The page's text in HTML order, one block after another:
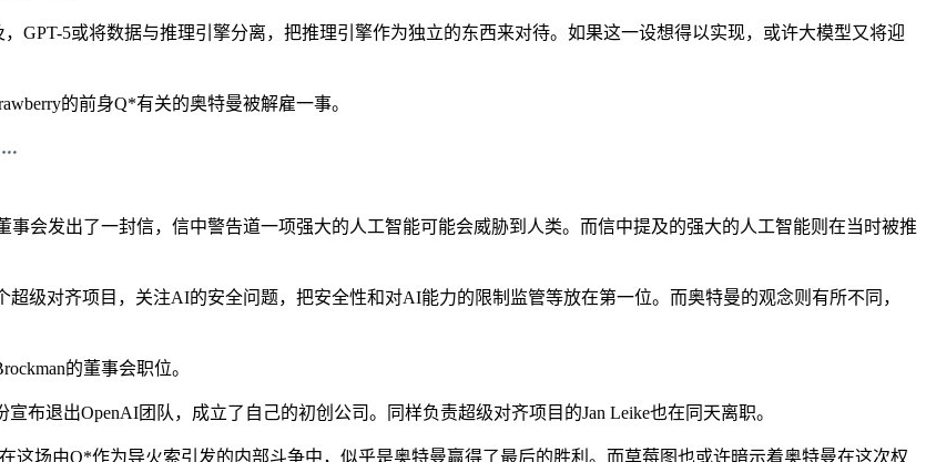
5或将数据与推理引擎分离，把推理引擎作为独立的东西来对待。如果这一设想得以实现，或许大模型又将迎
的前身Q*有关的奥特曼被解雇一事。
发出了一封信，信中警告道一项强大的人工智能可能会威胁到人类。而信中提及的强大的人工智能则在当时被推
级对齐项目，关注AI的安全问题，把安全性和对AI能力的限制监管等放在第一位。而奥特曼的观念则有所不同，
的董事会职位。
退出OpenAI团队，成立了自己的初创公司。同样负责超级对齐项目的Jan Leike也在同天离职。
场由Q*作为导火索引发的内部斗争中，似乎是奥特曼赢得了最后的胜利。而草莓图也或许暗示着奥特曼在这次权